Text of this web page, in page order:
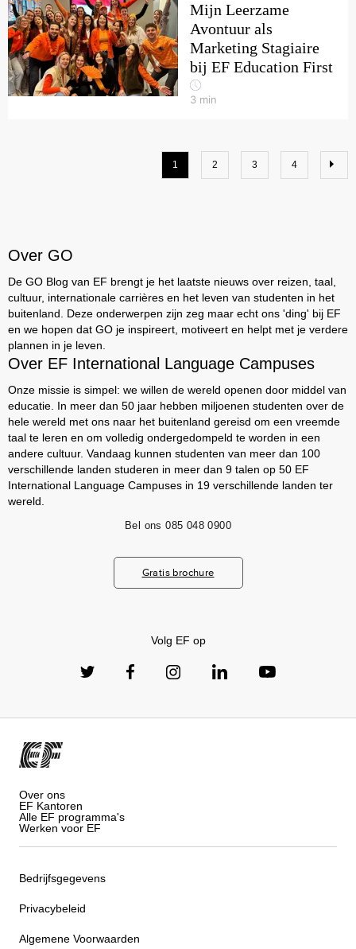
Mijn Leerzame
Avontuur als
Marketing Stagiaire
bij EF Education First
3 min
1 2 3 4
Over GO
De GO Blog van EF brengt je het laatste nieuws over reizen, taal,
cultuur, internationale carrières en het leven van studenten in het
buitenland. Deze onderwerpen zijn zeg maar echt ons 'ding' bij EF
en we hopen dat GO je inspireert, motiveert en helpt met je verdere
plannen in je leven.
Over EF International Language Campuses
Onze missie is simpel: we willen de wereld openen door middel van
educatie. In meer dan 50 jaar hebben miljoenen studenten over de
hele wereld met ons naar het buitenland gereisd om een vreemde
taal te leren en om volledig ondergedompeld te worden in een
andere cultuur. Vandaag kunnen studenten van meer dan 100
verschillende landen studeren in meer dan 9 talen op 50 EF
International Language Campuses in 19 verschillende landen ter
wereld.
Bel ons 085 048 0900
Gratis brochure
Volg EF op
Over ons
EF Kantoren
Alle EF programma's
Werken voor EF
Bedrijfsgegevens
Privacybeleid
Algemene Voorwaarden